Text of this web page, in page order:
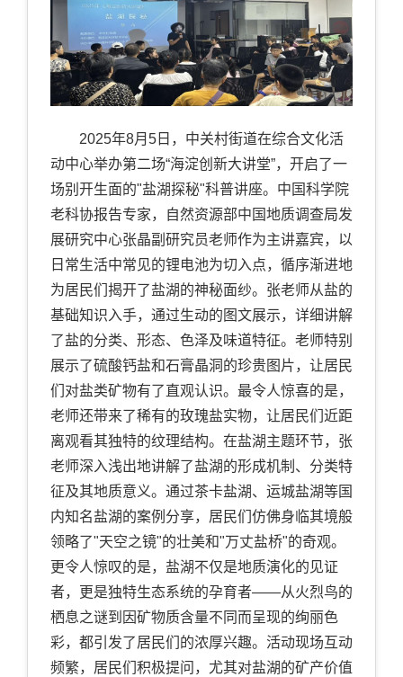
2025年8月 5 日，中关村街道在综合文化活
动中心举办第二场“海淀创新大讲堂”，开启了一
场别开生面的"盐湖探秘"科普讲座。中国科学院
老科协报告专家，
自然资源部中国地质调查局发
展研究中心张晶副研究员老师作为主讲嘉宾，以
日常生活中常见的锂电池为切入点，循序渐进地
为居民们揭开了盐湖的神秘面纱。 张老师从盐的
基础知识入手，通过生动的图文展示，详细讲解
了盐的分类、形态、色泽及味道特征。老师特别
展示了硫酸钙盐和石膏晶洞的珍贵图片，让居民
们对盐类矿物有了直观认识。最令人惊喜的是，
老师还带来了稀有的玫瑰盐实物，让居民们近距
离观看其独特的纹理结构。在盐湖主题环节，张
老师深入浅出地讲解了盐湖的形成机制、分类特
征及其地质意义。通过茶卡盐湖、运城盐湖等国
内知名盐湖的案例分享，居民们仿佛身临其境般
领略了"天空之镜"的壮美和"万丈盐桥"的奇观。
更令人惊叹的是，盐湖不仅是地质演化的见证
者，更是独特生态系统的孕育者——从火烈鸟的
栖息之谜到因矿物质含量不同而呈现的绚丽色
彩，都引发了居民们的浓厚兴趣。活动现场互动
频繁，居民们积极提问，尤其对盐湖的矿产价值